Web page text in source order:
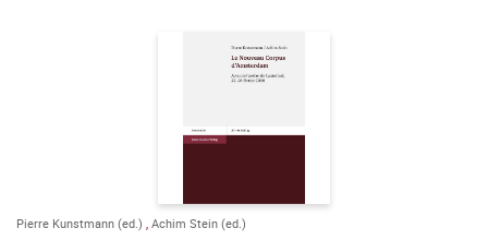
Pierre Kunstmann (ed.) , Achim Stein (ed.)